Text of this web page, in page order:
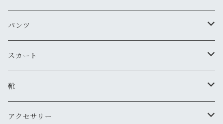
古着
新品
レザージャケット
古着
新品
ミリタリージャケット
古着
新品
ダウンジャケット
古着
スタジアムジャンバー
ニット・セーター
古着
新品
カーディガン
Tシャツ・カットソー（半袖・袖無し）
古着
Tシャツ・カットソー（長袖・７分）
パンツ
デニム・ジーンズ
古着
新品
ワークパンツ
新品
ミリタリー・カーゴパンツ
スカート
古着
靴
スニーカー
アクセサリー